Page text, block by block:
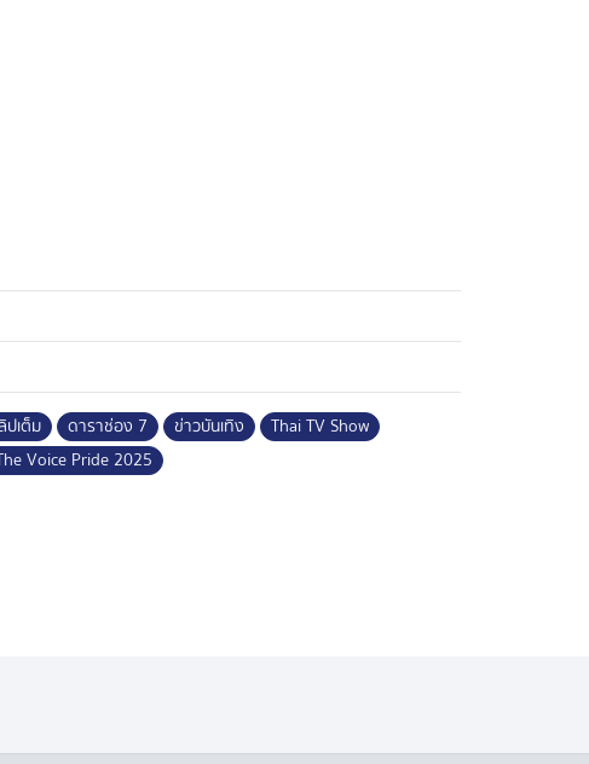
ปเต็ม ดาราช่อง 7 ข่าวบันเทิง
Thai TV Show
Voice Pride 2025